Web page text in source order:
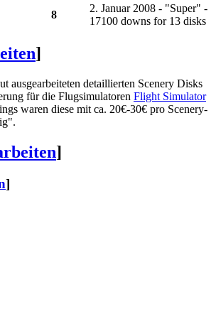
8
2. Januar 2008 - "Super" -
17100 downs for 13 disks
]
ausgearbeiteten detaillierten Scenery Disks
für die Flugsimulatoren Flight Simulator
waren diese mit ca. 20€-30€ pro Scenery-
]
]